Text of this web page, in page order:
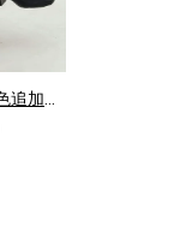
【2025年新色追加】5cmヒール/スクエアトゥストレッチショートブーツ